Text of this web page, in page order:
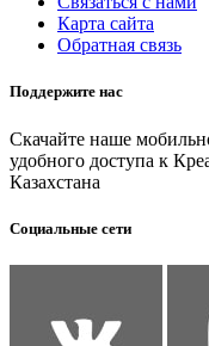
Карта сайта
Обратная связь
Поддержите нас
Скачайте наше
удобного доступа к
Казахстана
Социальные сети